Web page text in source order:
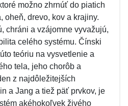
možno zhrnúť do piatich
oheň, drevo, kov a krajiny.
chráni a vzájomne vyvažujú,
celého systému. Čínski
teóriu na vysvetlenie a
tela, jeho chorôb a
z najdôležitejších
a Jang a tiež päť prvkov, je
akéhokoľvek živého